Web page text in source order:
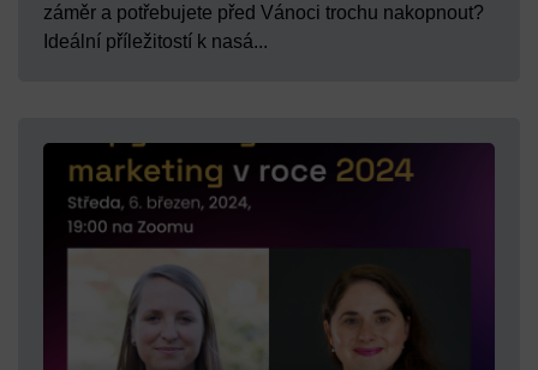
záměr a potřebujete před Vánoci trochu nakopnout?
Ideální příležitostí k nasá...